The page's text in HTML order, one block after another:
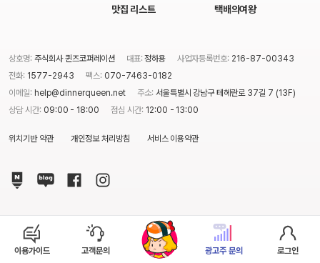
이용가이드 고객문의 광고주 문의 로그인
맛집 리스트 택배의여왕
상호명: 주식회사 퀸즈코퍼레이션 대표:정하용 사업자등록번호: 216-87-00343
전화: 1577-2943 팩스: 070-7463-0182
이메일: help@dinnerqueen.net 주소: 서울특별시 강남구 테헤란로 37길 7 (13F)
상담 시간: 09:00 - 18:00 점심 시간: 12:00 - 13:00
위치기반 약관 개인정보 처리방침 서비스 이용약관